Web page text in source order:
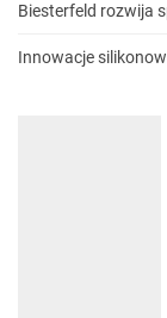
Biesterfeld rozwija
Innowacje